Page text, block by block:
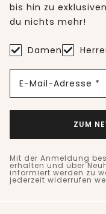
bis hin zu
du nichts mehr!
Damen
E-Mail-Adresse *
ZUM
Mit der Anmeldung
erhalten und über
informiert werden zu
jederzeit widerrufen